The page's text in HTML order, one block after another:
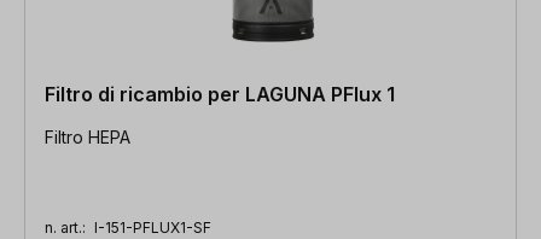
Filtro di ricambio per LAGUNA PFlux 1
Filtro HEPA
n. art.: I-151-PFLUX1-SF